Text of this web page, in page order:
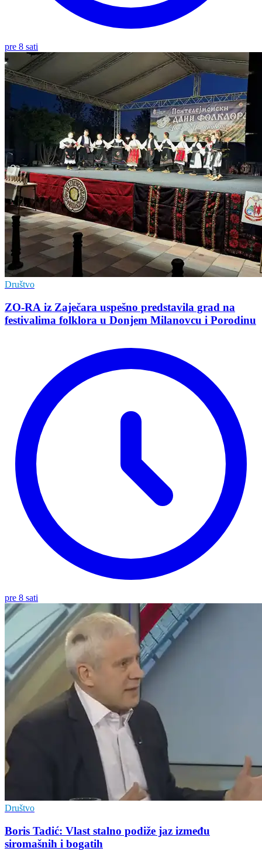
pre 8 sati
Društvo
ZO-RA iz Zaječara uspešno predstavila grad na
festivalima folklora u Donjem Milanovcu i Porodinu
pre 8 sati
Društvo
Boris Tadić: Vlast stalno podiže jaz između
siromašnih i bogatih